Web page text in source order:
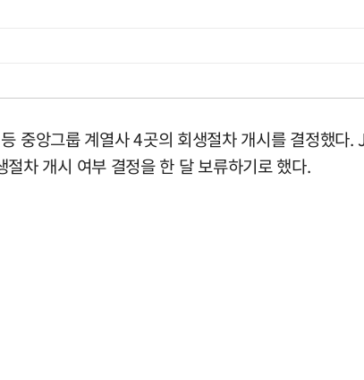
중앙그룹 계열사 4곳의 회생절차 개시를 결정했
개시 여부 결정을 한 달 보류하기로 했다.